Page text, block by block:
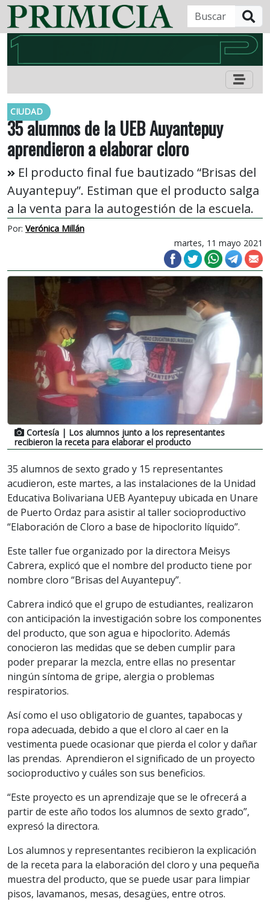
CIUDAD
35 alumnos de la UEB Auyantepuy
aprendieron a elaborar cloro
El producto final fue bautizado “Brisas del
Auyantepuy”. Estiman que el producto salga
a la venta para la autogestión de la escuela.
Por: Verónica Millán
martes, 11 mayo 2021
Cortesía | Los alumnos junto a los representantes
recibieron la receta para elaborar el producto
35 alumnos de sexto grado y 15 representantes
acudieron, este martes, a las instalaciones de la Unidad
Educativa Bolivariana UEB Ayantepuy ubicada en Unare
de Puerto Ordaz para asistir al taller socioproductivo
“Elaboración de Cloro a base de hipoclorito líquido”.
Este taller fue organizado por la directora Meisys
Cabrera, explicó que el nombre del producto tiene por
nombre cloro “Brisas del Auyantepuy”.
Cabrera indicó que el grupo de estudiantes, realizaron
con anticipación la investigación sobre los componentes
del producto, que son agua e hipoclorito. Además
conocieron las medidas que se deben cumplir para
poder preparar la mezcla, entre ellas no presentar
ningún síntoma de gripe, alergia o problemas
respiratorios.
Así como el uso obligatorio de guantes, tapabocas y
ropa adecuada, debido a que el cloro al caer en la
vestimenta puede ocasionar que pierda el color y dañar
las prendas. Aprendieron el significado de un proyecto
socioproductivo y cuáles son sus beneficios.
“Este proyecto es un aprendizaje que se le ofrecerá a
partir de este año todos los alumnos de sexto grado”,
expresó la directora.
Los alumnos y representantes recibieron la explicación
de la receta para la elaboración del cloro y una pequeña
muestra del producto, que se puede usar para limpiar
pisos, lavamanos, mesas, desagües, entre otros.